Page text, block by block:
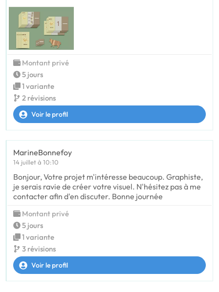
Montant privé
5 jours
1 variante
2 révisions
Voir le profil
MarineBonnefoy
14 juillet à 10:10
Bonjour, Votre projet m'intéresse beaucoup. Graphiste,
je serais ravie de créer votre visuel. N'hésitez pas à me
contacter afin d'en discuter. Bonne journée
Montant privé
5 jours
1 variante
3 révisions
Voir le profil